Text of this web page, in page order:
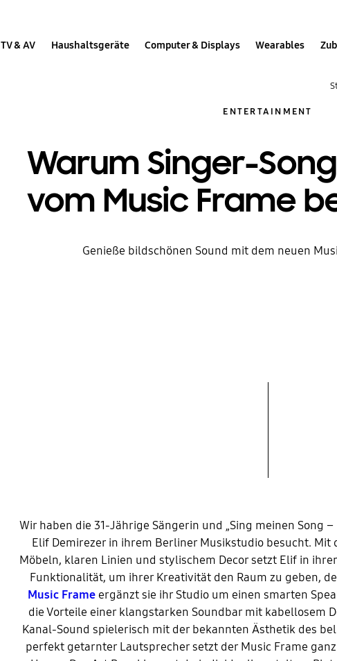
TV & AV Haushaltsgeräte Computer & Displays Wearables
ENTERTAINMENT
Warum Singer-
vom Music Frame
Genieße bildschönen Sound mit dem neuen
Wir haben die 31-Jährige Sängerin und „Sing meinen Song
Elif Demirezer in ihrem Berliner Musikstudio besucht.
Möbeln, klaren Linien und stylischem Decor setzt Elif in
Funktionalität, um ihrer Kreativität den Raum zu geben,
Music Frame ergänzt sie ihr Studio um einen smarten
die Vorteile einer klangstarken Soundbar mit kabellosem
Kanal-Sound spielerisch mit der bekannten Ästhetik des
perfekt getarnter Lautsprecher setzt der Music Frame